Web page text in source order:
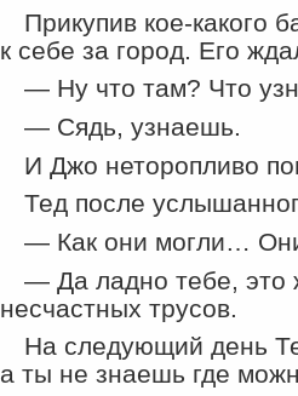
Прикупив кое-какого
к себе за город. Его
— Ну что там? Что
— Сядь, узнаешь.
И Джо неторопливо
Тед после
— Как они могли…
— Да ладно тебе, это
несчастных трусов.
На следующий день
а ты не знаешь где